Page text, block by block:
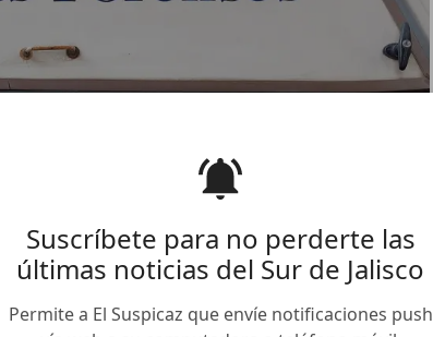
Suscríbete para no perderte las
últimas noticias del Sur de Jalisco
Permite a El Suspicaz que envíe notificaciones push